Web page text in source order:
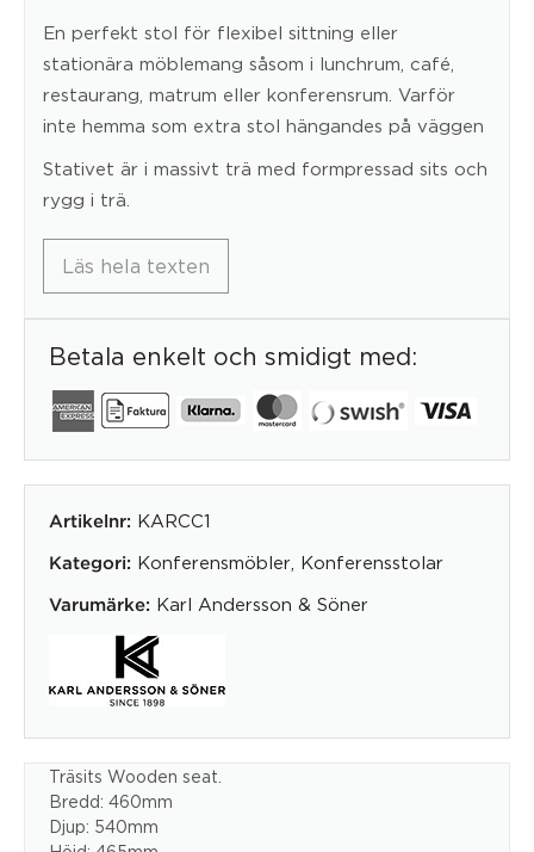
En perfekt stol för flexibel sittning eller
stationära möblemang såsom i lunchrum, café,
restaurang, matrum eller konferensrum. Varför
inte hemma som extra stol hängandes på väggen
Stativet är i massivt trä med formpressad sits och
rygg i trä.
Läs hela texten
Betala enkelt och smidigt med:
Artikelnr: KARCC1
Kategori: Konferensmöbler Konferensstolar
Varumärke: Karl Andersson & Söner
Träsits Wooden seat.
Bredd: 460mm
Djup: 540mm